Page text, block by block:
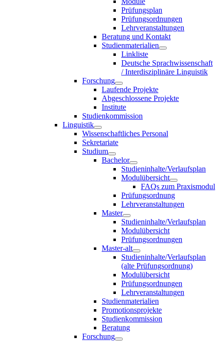
Prüfungsplan
Prüfungsordnungen
Lehrveranstaltungen
Beratung und Kontakt
Studienmaterialien
Linkliste
Deutsche Sprachwissenschaft
/ Interdisziplinäre Linguistik
Forschung
Laufende Projekte
Abgeschlossene Projekte
Institute
Studienkommission
Linguistik
Wissenschaftliches Personal
Sekretariate
Studium
Bachelor
Studieninhalte/Verlaufsplan
Modulübersicht
FAQs zum Praxismodul
Prüfungsordnung
Lehrveranstaltungen
Master
Studieninhalte/Verlaufsplan
Modulübersicht
Prüfungsordnungen
Master-alt
Studieninhalte/Verlaufsplan
(alte Prüfungsordnung)
Modulübersicht
Prüfungsordnungen
Lehrveranstaltungen
Studienmaterialien
Promotionsprojekte
Studienkommission
Beratung
Forschung